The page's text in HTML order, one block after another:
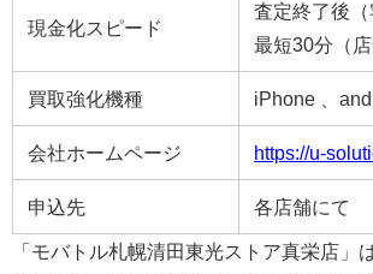
現金化スピード
査定終了後（
最短30分（店
買取強化機種 iPhone 、
会社ホームページ https://u-
申込先 各店舗にて
「モバトル札幌清田東光ストア真栄店」